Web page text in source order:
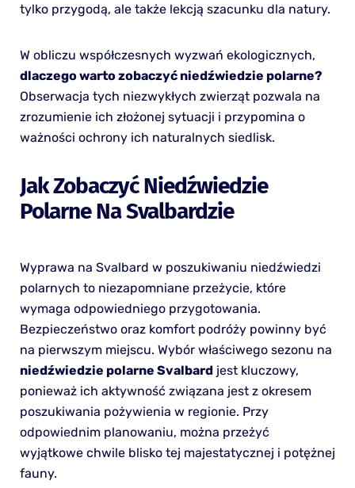
tylko przygodą, ale także lekcją szacunku dla natury.
W obliczu współczesnych wyzwań ekologicznych,
dlaczego warto zobaczyć niedźwiedzie polarne?
Obserwacja tych niezwykłych zwierząt pozwala na
zrozumienie ich złożonej sytuacji i przypomina o
ważności ochrony ich naturalnych siedlisk.
Jak Zobaczyć Niedźwiedzie
Polarne Na Svalbardzie
Wyprawa na Svalbard w poszukiwaniu niedźwiedzi
polarnych to niezapomniane przeżycie, które
wymaga odpowiedniego przygotowania.
Bezpieczeństwo oraz komfort podróży powinny być
na pierwszym miejscu. Wybór właściwego sezonu na
niedźwiedzie polarne Svalbardjest kluczowy,
ponieważ ich aktywność związana jest z okresem
poszukiwania pożywienia w regionie. Przy
odpowiednim planowaniu, można przeżyć
wyjątkowe chwile blisko tej majestatycznej i potężnej
fauny.